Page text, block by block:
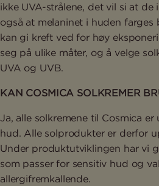
ikke UVA-strålene, det vil si at
også at melaninet i huden
kan gi kreft ved for høy
seg på ulike måter, og å velge
UVA og UVB.
KAN COSMICA SOLKREMER
Ja, alle solkremene til Cosmica
hud. Alle solprodukter er derfor
Under produktutviklingen har vi
som passer for sensitiv hud og
allergifremkallende.